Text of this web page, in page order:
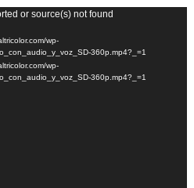
or source(s) not found
wp-
360p.mp4?_=1
wp-
360p.mp4?_=1